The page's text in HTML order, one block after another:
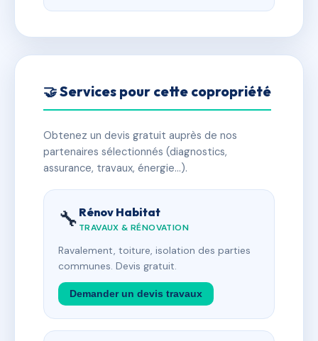
🤝 Services pour cette copropriété
Obtenez un devis gratuit auprès de nos
partenaires sélectionnés (diagnostics,
assurance, travaux, énergie…).
🔧 Rénov Habitat
TRAVAUX & RÉNOVATION
Ravalement, toiture, isolation des parties
communes. Devis gratuit.
Demander un devis travaux